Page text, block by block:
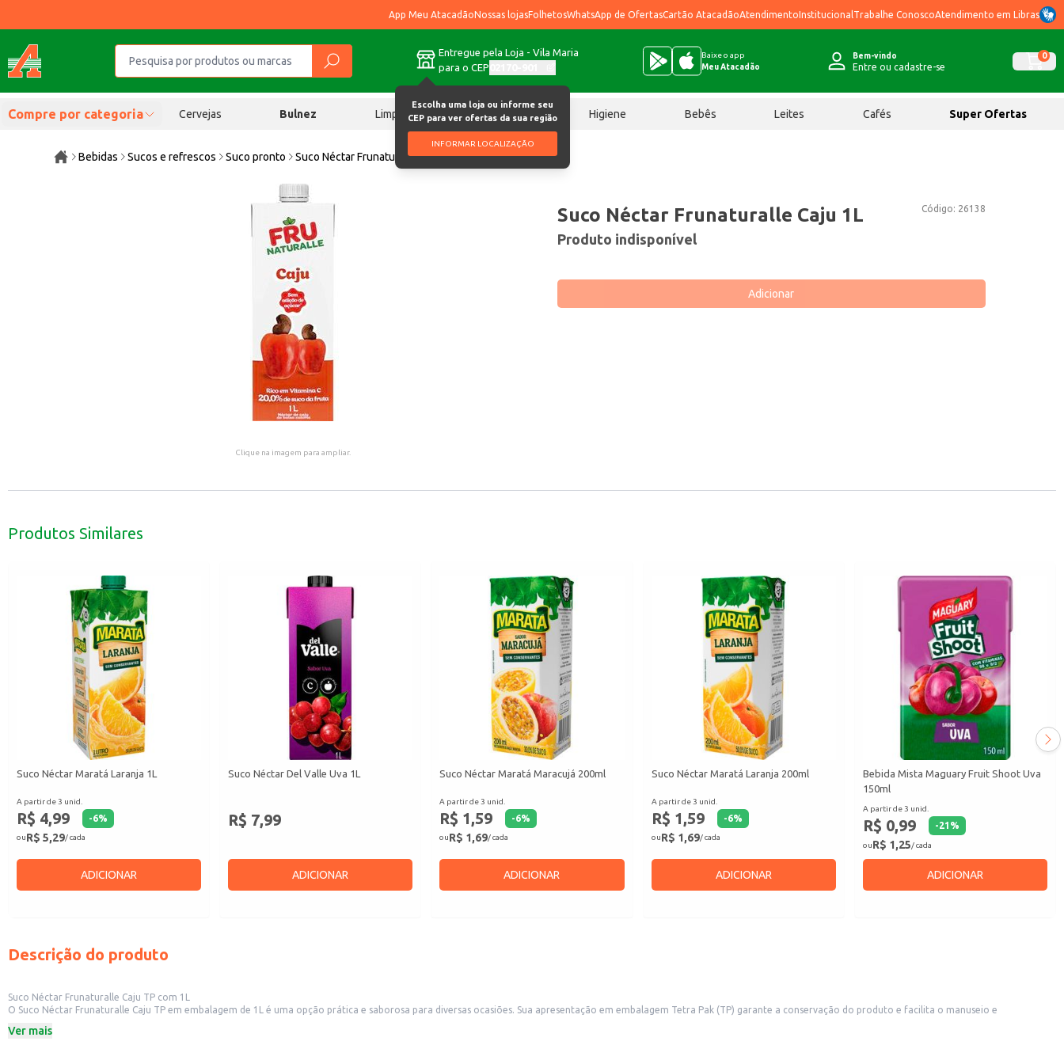
App Meu AtacadãoNossas lojasFolhetosWhatsApp de OfertasCartão AtacadãoAtendimentoInstitucional Trabalhe ConoscoAtendimento em Libras
Entregue pela Loja - Vila Maria
para o CEP
Escolha uma loja ou informe seu
CEP para ver ofertas da sua região
INFORMAR LOCALIZAÇÃO
Baixe o app
Meu Atacadão
Bem-vindo
Entre ou cadastre-se
0
Compre por categoria Cervejas Bulnez Limpeza Chocolates Higiene Bebês Leites Cafés Super Ofertas
Bebidas Sucos e refrescos Suco pronto Suco Néctar Frunaturalle Caju 1L
Clique na imagem para ampliar.
Código: 26138
Suco Néctar Frunaturalle Caju 1L
Produto indisponível
Adicionar
Produtos Similares
Suco Néctar Maratá Laranja 1L
A partir de 3 unid.
R$ 4,99 -6%
ouR$ 5,29/ cada
ADICIONAR
Suco Néctar Del Valle Uva 1L
R$ 7,99
ADICIONAR
Suco Néctar Maratá Maracujá 200ml
A partir de 3 unid.
R$ 1,59 -6%
ouR$ 1,69/ cada
ADICIONAR
Suco Néctar Maratá Laranja 200ml
A partir de 3 unid.
R$ 1,59 -6%
ouR$ 1,69/ cada
ADICIONAR
Bebida Mista Maguary Fruit Shoot Uva
150ml
A partir de 3 unid.
R$ 0,99 -21 %
ouR$ 1,25/ cada
ADICIONAR
Descrição do produto
Suco Néctar Frunaturalle Caju TP com 1L
O Suco Néctar Frunaturalle Caju TP em embalagem de 1L é uma opção prática e saborosa para diversas ocasiões. Sua apresentação em embalagem Tetra Pak (TP) garante a conservação do produto e facilita o manuseio e
restaurantes.
Ver mais